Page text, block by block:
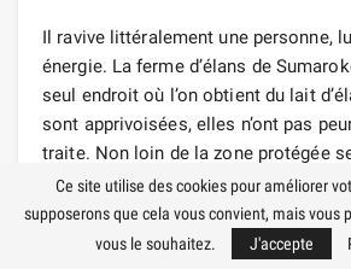
Il ravive littéralement une personne,
énergie. La ferme d’élans de
seul endroit où l’on obtient du lait
sont apprivoisées, elles n’ont pas
traite. Non loin de la zone protégée
sanatorium. Depuis de nombreuses
thermale est alimentée en lait
micro-éléments les plus précieux.
Ce site utilise des cookies pour améliorer
supposerons que cela vous convient, mais vous
vous le souhaitez.
J'accepte